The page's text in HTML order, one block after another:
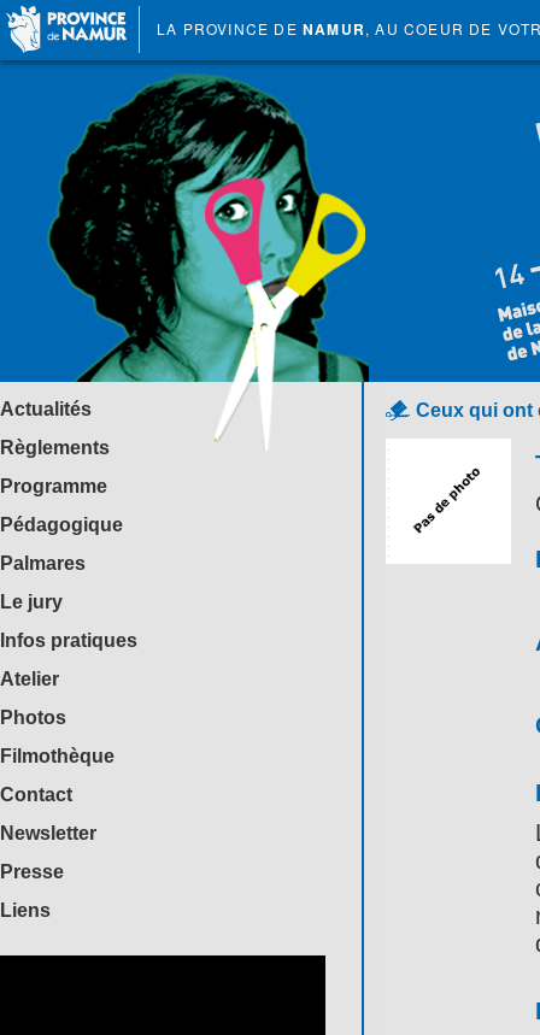
LA PROVINCE DE NAMUR, AU COEUR DE
Actualités
Règlements
Programme
Pédagogique
Palmares
Le jury
Infos pratiques
Atelier
Photos
Filmothèque
Contact
Newsletter
Presse
Liens
Ceux qui ont